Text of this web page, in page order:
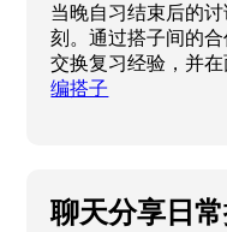
当晚自习结束后的
刻。通过搭子间的
交换复习经验，并
编搭子
聊天分享日